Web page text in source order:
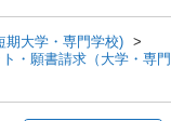
期大学・専門学校)
・願書請求（大学・専門